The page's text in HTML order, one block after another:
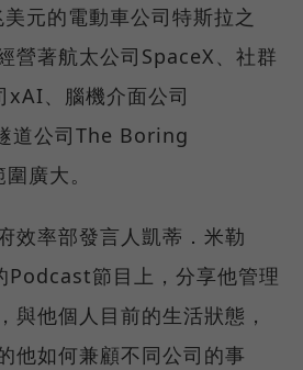
元的電動車公司特斯拉之
營著航太公司SpaceX、社群
xAI、腦機介面公司
道公司The Boring
廣大。
效率部發言人凱蒂．米勒
Podcast節目上，分享他管理
與他個人目前的生活狀態，
他如何兼顧不同公司的事